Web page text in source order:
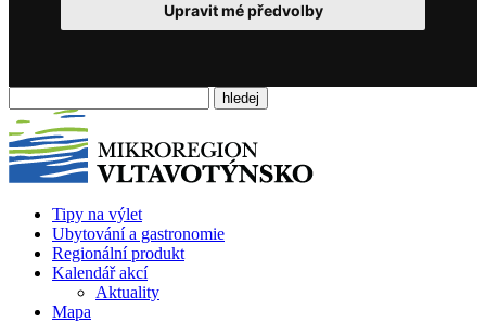
Upravit mé předvolby
Tipy na výlet
Ubytování a gastronomie
Regionální produkt
Kalendář akcí
Aktuality
Mapa